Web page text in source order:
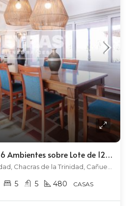
Única Chacra de 6 Ambientes sobre Lote de 12.000 M2 – 528 M2 Construidos –
5 5 480 CASAS